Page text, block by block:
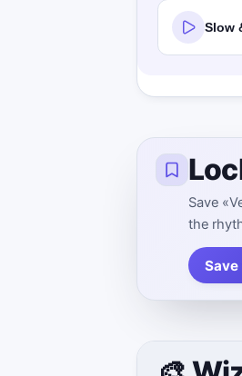
Slow
Save
the